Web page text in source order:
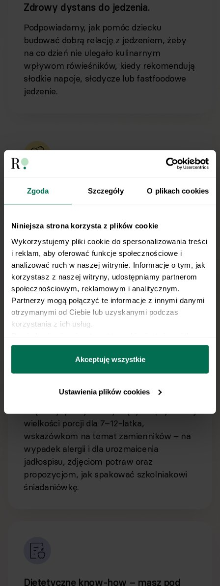
Zgoda Szczegóły O plikach cookies
Niniejsza strona korzysta z plików cookie
Wykorzystujemy pliki cookie do spersonalizowania treści
i reklam, aby oferować funkcje społecznościowe i
analizować ruch w naszej witrynie. Informacje o tym, jak
korzystasz z naszej witryny, udostępniamy partnerom
społecznościowym, reklamowym i analitycznym.
Partnerzy mogą połączyć te informacje z innymi danymi
otrzymanymi od Ciebie lub uzyskanymi podczas
korzystania z ich usług.
można się z nami skontaktować i w jaki sposób
przetwarzamy dane osobowe w ramach
prywatności.
Akceptuję wszystkie
Ustawienia plików cookies
Zdrowy dystans do jedzenia.
Podpowiadamy, jak pomóc dziecku
budować dobrą relację z jedzeniem, żeby
na co dzień nie ulegało kulinarnym
wpływom rówieśników, kiedy rekomendują
słodkie napoje, słodycze lub fastfoodowe
jedzenie.
Jak rodzic rodzicowi…
Autorami książki jesteśmy my – dietetycy i
Michał Wrzosek. Dzielimy się sprawdzoną
wiedzą, bo mamy spore doświadczenie w
żywieniu dzieci i świadomość, że zdrowe
nawyki dotyczące jedzenia najlepiej
kształtować już w dzieciństwie.
ostatniej strony
wielkości porcji dla 7–12-latka,
wskazówkom na temat zamienników – na
wypadek alergii i dla urozmaicenia
jadłospisu, zdjęciom potraw oraz
propozycjom, jak spakować szkolniakowi
śniadaniówkę.
Dietetyczne know-how – masz pod